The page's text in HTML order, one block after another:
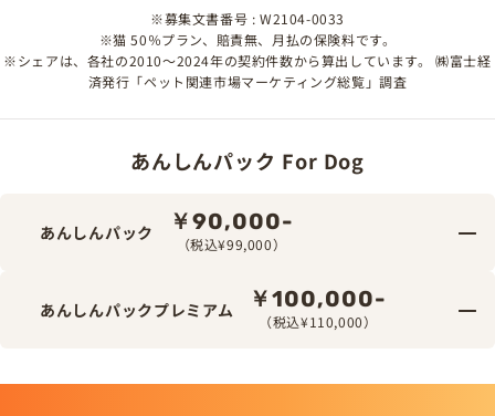
※募集文書番号 : W2104-0033
※猫 50％プラン、賠責無、月払の保険料です。
※シェアは、各社の2010～2024年の契約件数から算出しています。 ㈱富士経
済発行「ペット関連市場マーケティング総覧」調査
あんしんパック For Dog
あんしんパック ￥90,000-
（税込¥99,000）
あんしんパックプレミアム ￥100,000-
（税込¥110,000）